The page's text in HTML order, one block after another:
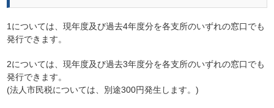
1については、現年度及び過去4年度分を各支所のいずれの窓口でも
発行できます。
2については、現年度及び過去3年度分を各支所のいずれの窓口でも
発行できます。
(法人市民税については、別途300円発生します。)